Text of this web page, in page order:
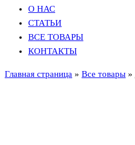
О НАС
СТАТЬИ
ВСЕ ТОВАРЫ
КОНТАКТЫ
Главная страница » Все товары »